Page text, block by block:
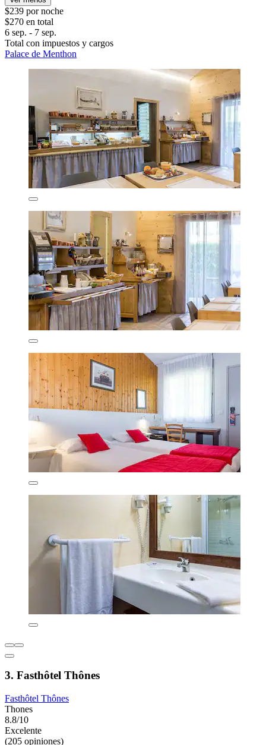
$239 por noche
$270 en total
6 sep. - 7 sep.
Total con impuestos y cargos
Palace de Menthon
3. Fasthôtel Thônes
Fasthôtel Thônes
Thones
8.8/10
Excelente
(205 opiniones)